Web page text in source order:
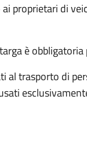
proprietari di
è obbligatoria
al trasporto di